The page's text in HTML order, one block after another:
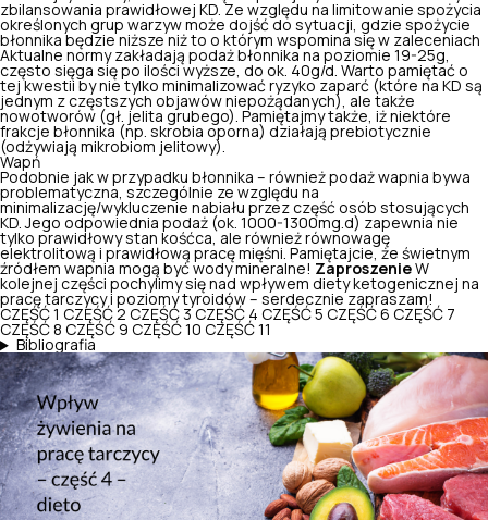
zbilansowania prawidłowej KD. Ze względu na limitowanie spożycia
określonych grup warzyw może dojść do sytuacji, gdzie spożycie
błonnika będzie niższe niż to o którym wspomina się w zaleceniach
Aktualne normy zakładają podaż błonnika na poziomie 19-25g,
często sięga się po ilości wyższe, do ok. 40g/d. Warto pamiętać o
tej kwestii by nie tylko minimalizować ryzyko zaparć (które na KD są
jednym z częstszych objawów niepożądanych), ale także
nowotworów (gł. jelita grubego). Pamiętajmy także, iż niektóre
frakcje błonnika (np. skrobia oporna) działają prebiotycznie
(odżywiają mikrobiom jelitowy).
Wapń
Podobnie jak w przypadku błonnika – również podaż wapnia bywa
problematyczna , szczególnie ze względu na
minimalizację/wykluczenie nabiału przez część osób stosujących
KD. Jego odpowiednia podaż (ok. 1000-1300mg.d) zapewnia nie
tylko prawidłowy stan kośćca, ale również równowagę
elektrolitową i prawidłową pracę mięśni. Pamiętajcie, że świetnym
źródłem wapnia mogą być wody mineralne! Zaproszenie W
kolejnej części pochylimy się nad wpływem diety ketogenicznej na
pracę tarczycy i poziomy tyroidów – serdecznie zapraszam!
CZĘŚĆ 1 CZĘŚĆ 2 CZĘŚĆ 3 CZĘŚĆ 4 CZĘŚĆ 5 CZĘŚĆ 6 CZĘŚĆ 7
CZĘŚĆ 8 CZĘŚĆ 9 CZĘŚĆ 10 CZĘŚĆ 11
Bibliografia